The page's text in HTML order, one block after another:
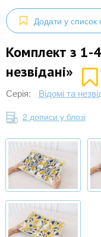
Додати у список
Комплект з 1-
незвідані»
Серія: Відомі та
2 дописи у блозі